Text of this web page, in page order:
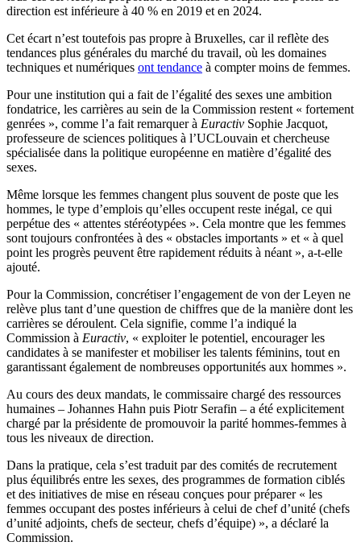
direction est inférieure à 40 % en 2019 et en 2024.
Cet écart n’est toutefois pas propre à Bruxelles, car il reflète des
tendances plus générales du marché du travail, où les domaines
techniques et numériques ont tendance à compter moins de femmes.
Pour une institution qui a fait de l’égalité des sexes une ambition
fondatrice, les carrières au sein de la Commission restent « fortement
genrées », comme l’a fait remarquer à Euractiv Sophie Jacquot,
professeure de sciences politiques à l’UCLouvain et chercheuse
spécialisée dans la politique européenne en matière d’égalité des
sexes.
Même lorsque les femmes changent plus souvent de poste que les
hommes, le type d’emplois qu’elles occupent reste inégal, ce qui
perpétue des « attentes stéréotypées ». Cela montre que les femmes
sont toujours confrontées à des « obstacles importants » et « à quel
point les progrès peuvent être rapidement réduits à néant », a-t-elle
ajouté.
Pour la Commission, concrétiser l’engagement de von der Leyen ne
relève plus tant d’une question de chiffres que de la manière dont les
carrières se déroulent. Cela signifie, comme l’a indiqué la
Commission à Euractiv, « exploiter le potentiel, encourager les
candidates à se manifester et mobiliser les talents féminins, tout en
garantissant également de nombreuses opportunités aux hommes ».
Au cours des deux mandats, le commissaire chargé des ressources
humaines – Johannes Hahn puis Piotr Serafin – a été explicitement
chargé par la présidente de promouvoir la parité hommes-femmes à
tous les niveaux de direction.
Dans la pratique, cela s’est traduit par des comités de recrutement
plus équilibrés entre les sexes, des programmes de formation ciblés
et des initiatives de mise en réseau conçues pour préparer « les
femmes occupant des postes inférieurs à celui de chef d’unité (chefs
d’unité adjoints, chefs de secteur, chefs d’équipe) », a déclaré la
Commission.